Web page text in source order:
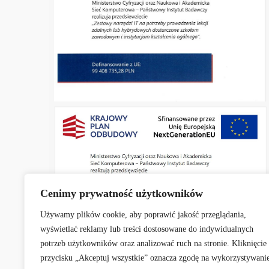
Cenimy prywatność użytkowników
Używamy plików cookie, aby poprawić jakość przeglądania,
wyświetlać reklamy lub treści dostosowane do indywidualnych
potrzeb użytkowników oraz analizować ruch na stronie. Kliknięcie
przycisku „Akceptuj wszystkie” oznacza zgodę na